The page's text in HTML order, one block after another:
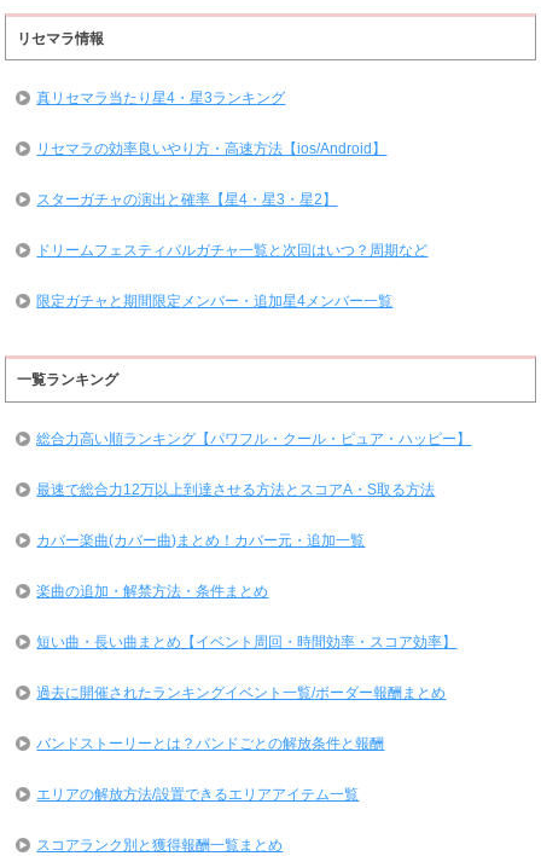
リセマラ情報
真リセマラ当たり星4・星3ランキング
リセマラの効率良いやり方・高速方法【ios/Android】
スターガチャの演出と確率【星4・星3・星2】
ドリームフェスティバルガチャ一覧と次回はいつ？周期など
限定ガチャと期間限定メンバー・追加星4メンバー一覧
一覧ランキング
総合力高い順ランキング【パワフル・クール・ピュア・ハッピー】
最速で総合力12万以上到達させる方法とスコアA・S取る方法
カバー楽曲(カバー曲)まとめ！カバー元・追加一覧
楽曲の追加・解禁方法・条件まとめ
短い曲・長い曲まとめ【イベント周回・時間効率・スコア効率】
過去に開催されたランキングイベント一覧/ボーダー報酬まとめ
バンドストーリーとは？バンドごとの解放条件と報酬
エリアの解放方法/設置できるエリアアイテム一覧
スコアランク別と獲得報酬一覧まとめ